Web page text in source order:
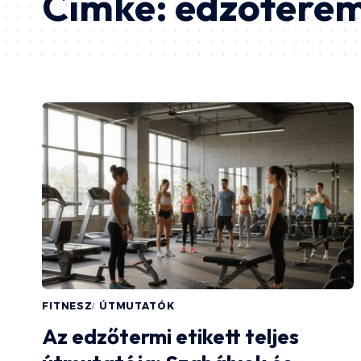
FITNESZ ÚTMUTATÓK
Az edzőtermi etikett teljes